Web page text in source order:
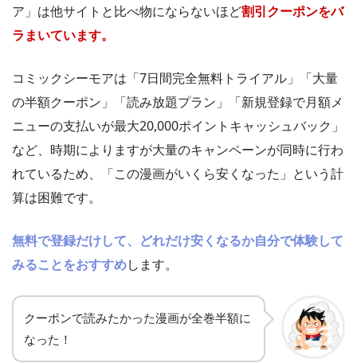
ア」は他サイトと比べ物にならないほど割引クーポンをバ
ラまいています。
コミックシーモアは「7日間完全無料トライアル」「大量
の半額クーポン」「読み放題プラン」「新規登録で月額メ
ニューの支払いが最大20,000ポイントキャッシュバック」
など、時期によりますが大量のキャンペーンが同時に行わ
れているため、「この漫画がいくら安くなった」という計
算は困難です。
無料で登録だけして、どれだけ安くなるか自分で体験して
みることをおすすめします。
クーポンで読みたかった漫画が全巻半額に
なった！